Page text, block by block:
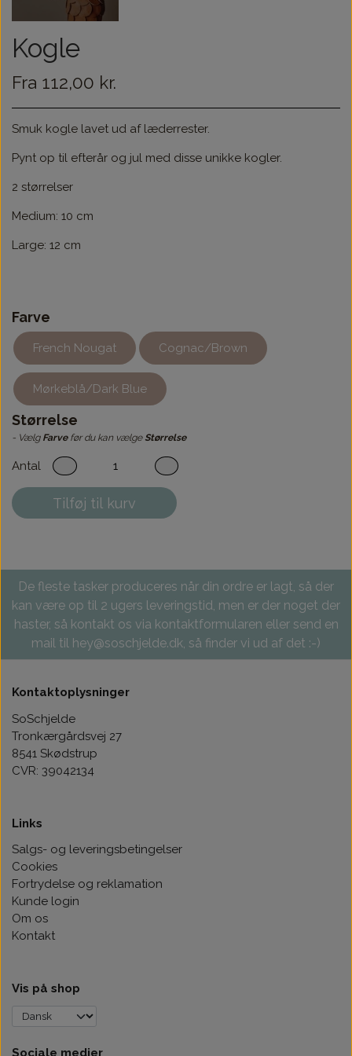
Kogle
Fra 112,00 kr.
Smuk kogle lavet ud af læderrester.
Pynt op til efterår og jul med disse unikke kogler.
2 størrelser
Medium: 10 cm
Large: 12 cm
Farve
French Nougat Cognac/Brown
Mørkeblå/Dark Blue
Størrelse
- Vælg Farvefør du kan vælge Størrelse
Antal
Tilføj til kurv
De fleste tasker produceres når din ordre er lagt, så der
kan være op til 2 ugers leveringstid, men er der noget der
haster, så kontakt os via kontaktformularen eller send en
mail til hey@soschjelde.dk, så finder vi ud af det :-)
Kontaktoplysninger
SoSchjelde
Tronkærgårdsvej 27
8541 Skødstrup
CVR: 39042134
Links
Salgs- og leveringsbetingelser
Cookies
Fortrydelse og reklamation
Kunde login
Om os
Kontakt
Vis på shop
Sociale medier